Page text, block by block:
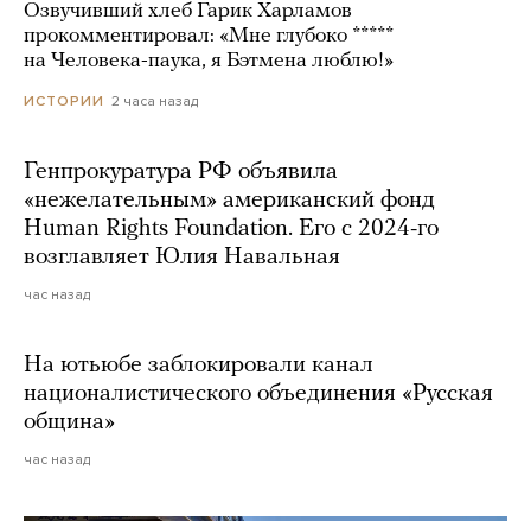
Озвучивший хлеб Гарик Харламов
прокомментировал: «Мне глубоко *****
на Человека-паука, я Бэтмена люблю!»
ИСТОРИИ 2 часа назад
Генпрокуратура РФ объявила
«нежелательным» американский фонд
Human Rights Foundation. Его с 2024-го
возглавляет Юлия Навальная
час назад
На ютьюбе заблокировали канал
националистического объединения «Русская
община»
час назад